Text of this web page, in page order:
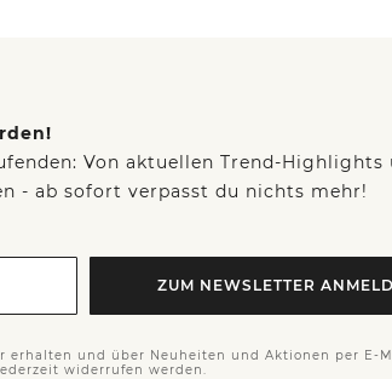
Von aktuellen Trend-Highlights
- ab sofort verpasst du nichts mehr!
ZUM NEWSLETTER
erhalten und über Neuheiten und Aktionen per E-
widerrufen werden.